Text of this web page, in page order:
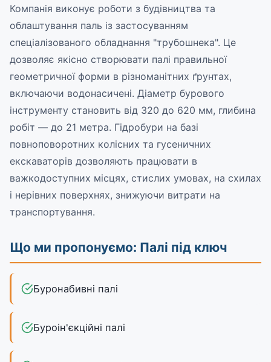
Компанія виконує роботи з будівництва та
облаштування паль із застосуванням
спеціалізованого обладнання "трубошнека". Це
дозволяє якісно створювати палі правильної
геометричної форми в різноманітних ґрунтах,
включаючи водонасичені. Діаметр бурового
інструменту становить від 320 до 620 мм, глибина
робіт — до 21 метра. Гідробури на базі
повноповоротних колісних та гусеничних
екскаваторів дозволяють працювати в
важкодоступних місцях, стислих умовах, на схилах
і нерівних поверхнях, знижуючи витрати на
транспортування.
Що ми пропонуємо: Палі під ключ
Буронабивні палі
Буроін'єкційні палі